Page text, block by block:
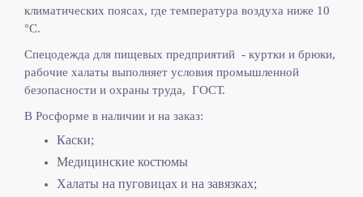
климатических поясах, где температура воздуха ниже 10
°C.
Спецодежда для пищевых предприятий - куртки и брюки,
рабочие халаты выполняет условия промышленной
безопасности и охраны труда, ГОСТ.
В Росформе в наличии и на заказ:
Каски;
Медицинские костюмы
Халаты на пуговицах и на завязках;